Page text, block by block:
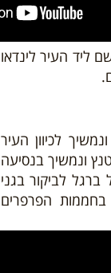
ליד העיר לינדאו
לכיוון העיר
ונמשיך בנסיעה
ברגל לביקור בגני
בחממות הפרפרים